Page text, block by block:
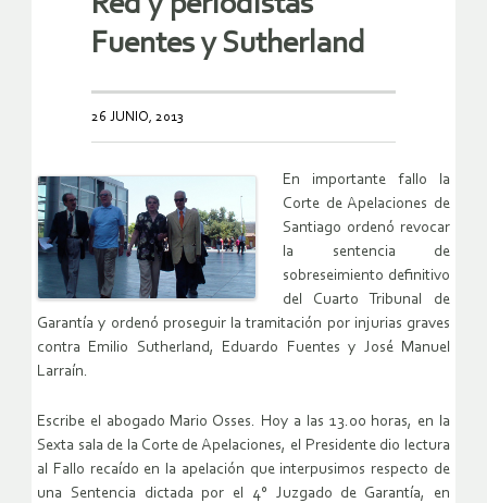
Fuentes y Sutherland
26 JUNIO, 2013
En importante fallo la
Corte de Apelaciones de
Santiago ordenó revocar
la sentencia de
sobreseimiento definitivo
del Cuarto Tribunal de
Garantía y ordenó proseguir la tramitación por injurias graves
contra Emilio Sutherland, Eduardo Fuentes y José Manuel
Larraín.
Escribe el abogado Mario Osses. Hoy a las 13.00 horas, en la
Sexta sala de la Corte de Apelaciones, el Presidente dio lectura
al Fallo recaído en la apelación que interpusimos respecto de
una Sentencia dictada por el 4° Juzgado de Garantía, en